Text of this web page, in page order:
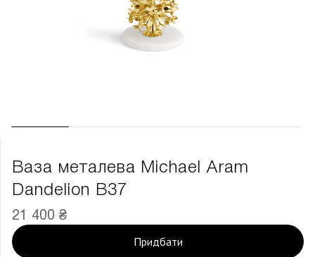
Ваза металева Michael Aram
Dandelion В37
21 400 ₴
Придбати